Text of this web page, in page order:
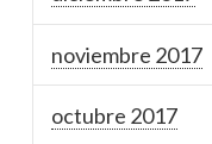
noviembre 2017
octubre 2017